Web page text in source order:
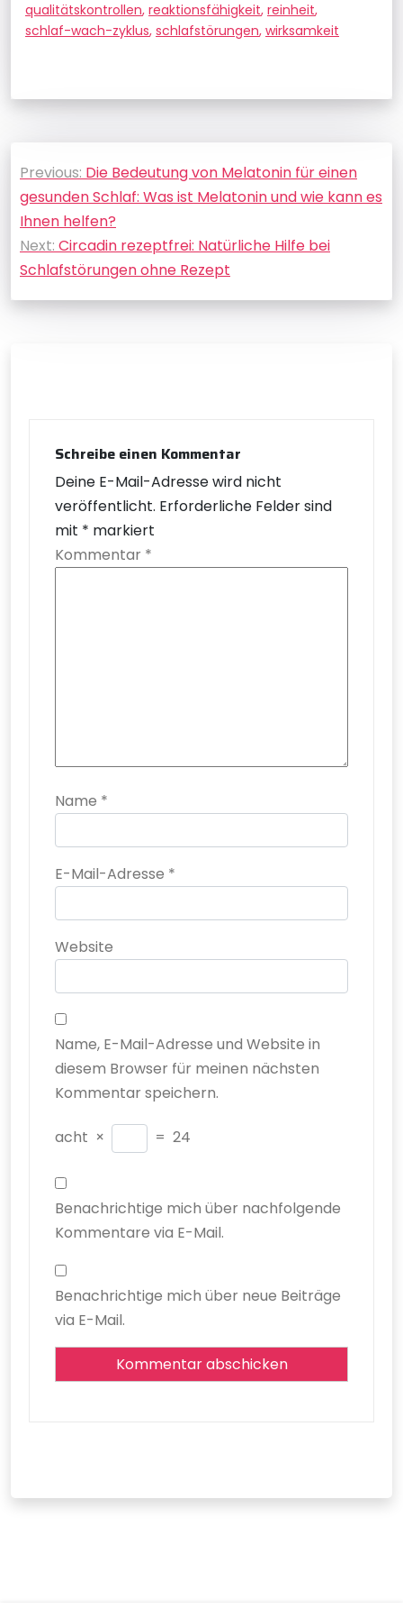
qualitätskontrollen, reaktionsfähigkeit, reinheit,
schlaf-wach-zyklus, schlafstörungen, wirksamkeit
Beitragsnavigation
Previous: Die Bedeutung von Melatonin für einen
gesunden Schlaf: Was ist Melatonin und wie kann es
Ihnen helfen?
Next: Circadin rezeptfrei: Natürliche Hilfe bei
Schlafstörungen ohne Rezept
Schreibe einen Kommentar
Deine E-Mail-Adresse wird nicht
veröffentlicht. Erforderliche Felder sind
mit * markiert
Kommentar *
Name *
E-Mail-Adresse *
Website
Name, E-Mail-Adresse und Website in
diesem Browser für meinen nächsten
Kommentar speichern.
acht × = 24
Benachrichtige mich über nachfolgende
Kommentare via E-Mail.
Benachrichtige mich über neue Beiträge
via E-Mail.